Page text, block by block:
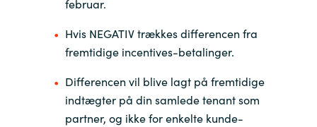
Portugal
Romania
februar.
Hvis NEGATIV trækkes differencen fra
fremtidige incentives-betalinger.
Differencen vil blive lagt på fremtidige
indtægter på din samlede tenant som
partner, og ikke for enkelte kunde-